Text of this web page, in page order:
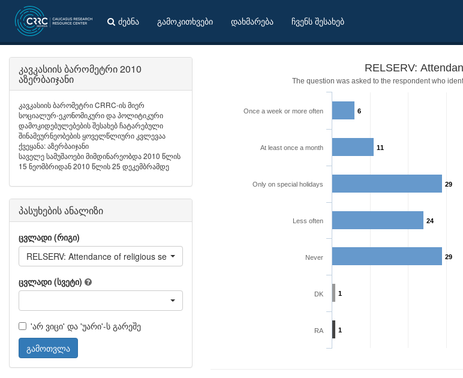
ძებნა გამოკითხვები დახმარება ჩვენს შესახებ
RELSERV:
The question was asked to the respondent who
6
11
29
24
29
1
1
Once a week or more often
At least once a month
Only on special holidays
Less often
Never
DK
RA
კავკასიის ბარომეტრი 2010
აზერბაიჯანი
კავკასიის ბარომეტრი CRRC-ის მიერ
სოციალურ-ეკონომიკური და პოლიტიკური
დამოკიდებულებების შესახებ ჩატარებული
შინამეურნეობების ყოველწლიური კვლევაა
ქვეყანა: აზერბაიჯანი
საველე სამუშაოები მიმდინარეობდა 2010 წლის
15 ნეომბრიდან 2010 წლის 25 დეკემბრამდე
პასუხების ანალიზი
ცვლადი (რიგი)
RELSERV: Attendance of religious services
ცვლადი (სვეტი)
'არ ვიცი' და 'უარი'-ს გარეშე
გამოთვლა